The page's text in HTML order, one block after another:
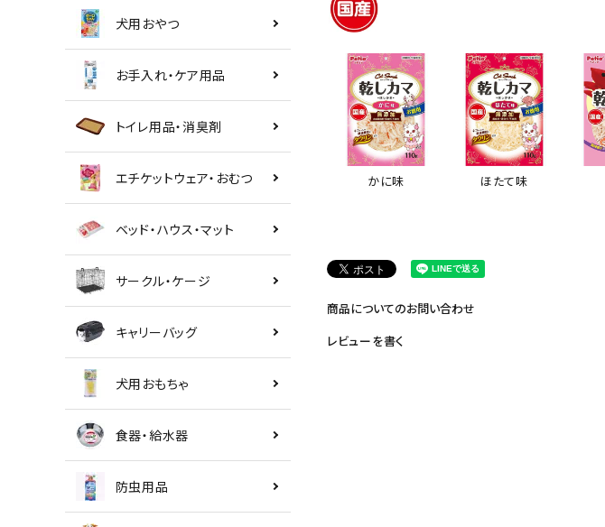
犬用おやつ
お手入れ・ケア用品
トイレ用品・消臭剤
エチケットウェア・おむつ
ベッド・ハウス・マット
サークル・ケージ
キャリーバッグ
犬用おもちゃ
食器・給水器
防虫用品
かに味 ほたて味
商品についてのお問い合わせ
レビューを書く